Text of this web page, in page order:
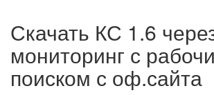
Скачать КС 1.6
мониторинг с
поиском с оф.сайта